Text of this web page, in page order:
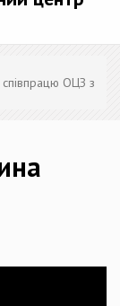
співпрацю ОЦЗ з